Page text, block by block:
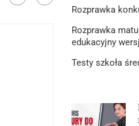
Rozprawka
Rozprawka
edukacyjny
Testy szkoła